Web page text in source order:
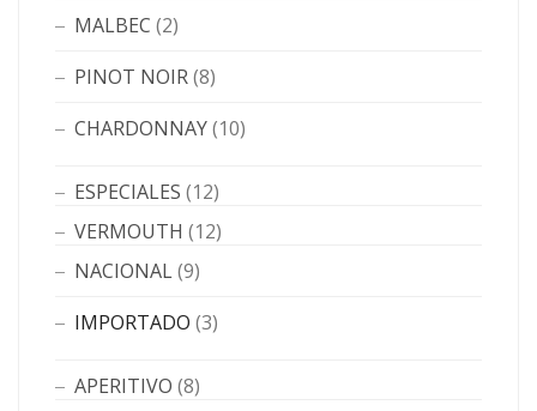
MALBEC (2)
PINOT NOIR(8)
CHARDONNAY(10)
ESPECIALES (12)
VERMOUTH (12)
NACIONAL(9)
IMPORTADO (3)
APERITIVO (8)